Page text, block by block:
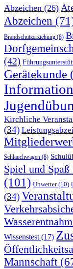
Abzeichen (26)
Abzeichen
Brandschutzerziehung (8)
(42)
Gerätekunde
Information
Kirchliche
(34)
Schlauchwagen (8)
Spiel und Spaß
(101) Unwetter(10)
(34)
Wissenstest (17)
Mannschaft